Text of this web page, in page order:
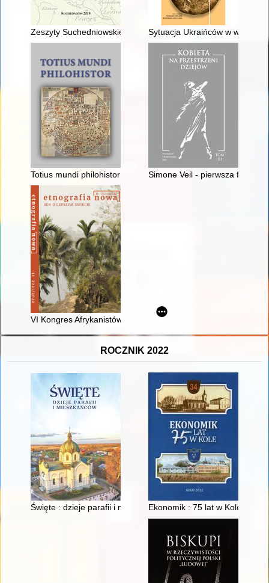
Zeszyty Suchedniowskie : historia. [T.] 4 (2019)
Sytuacja Ukraińców w
Totius mundi philohistor : studia Georgio Strzelczyk
Simone Veil - pierwsza
VI Kongres Afrykanistów Polskich (20-21 kwietnia 2021 r.,
ROCZNIK 2022
Święte : dzieje parafii i mieszkańcówEkonomik : 75 lat w Kole